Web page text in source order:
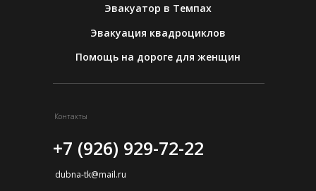
Эвакуатор в Темпах
Эвакуация квадроциклов
Помощь на дороге для женщин
Контакты
+7 (926) 929-72-22
dubna-tk@mail.ru